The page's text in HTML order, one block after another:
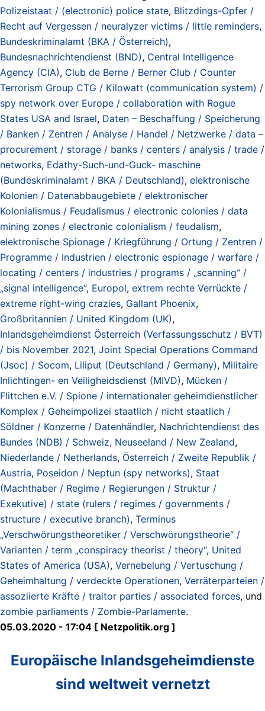
Polizeistaat / (electronic) police state, Blitzdings-Opfer /
Recht auf Vergessen / neuralyzer victims / little reminders,
Bundeskriminalamt (BKA / Österreich),
Bundesnachrichtendienst (BND), Central Intelligence
Agency (CIA), Club de Berne / Berner Club / Counter
Terrorism Group CTG / Kilowatt (communication system) /
spy network over Europe / collaboration with Rogue
States USA and Israel, Daten – Beschaffung / Speicherung
/ Banken / Zentren / Analyse / Handel / Netzwerke / data –
procurement / storage / banks / centers / analysis / trade /
networks, Edathy-Such-und-Guck- maschine
(Bundeskriminalamt / BKA / Deutschland), elektronische
Kolonien / Datenabbaugebiete / elektronischer
Kolonialismus / Feudalismus / electronic colonies / data
mining zones / electronic colonialism / feudalism,
elektronische Spionage / Kriegführung / Ortung / Zentren /
Programme / Industrien / electronic espionage / warfare /
locating / centers / industries / programs / „scanning“ /
„signal intelligence“, Europol, extrem rechte Verrückte /
extreme right-wing crazies, Gallant Phoenix,
Großbritannien / United Kingdom (UK),
Inlandsgeheimdienst Österreich (Verfassungsschutz / BVT)
/ bis November 2021, Joint Special Operations Command
(Jsoc) / Socom, Liliput (Deutschland / Germany), Militaire
Inlichtingen- en Veiligheidsdienst (MIVD), Mücken /
Flittchen e.V. / Spione / internationaler geheimdienstlicher
Komplex / Geheimpolizei staatlich / nicht staatlich /
Söldner / Konzerne / Datenhändler, Nachrichtendienst des
Bundes (NDB) / Schweiz, Neuseeland / New Zealand,
Niederlande / Netherlands, Österreich / Zweite Republik /
Austria, Poseidon / Neptun (spy networks), Staat
(Machthaber / Regime / Regierungen / Struktur /
Exekutive) / state (rulers / regimes / governments /
structure / executive branch), Terminus
„Verschwörungstheoretiker / Verschwörungstheorie“ /
Varianten / term „conspiracy theorist / theory“, United
States of America (USA), Vernebelung / Vertuschung /
Geheimhaltung / verdeckte Operationen, Verräterparteien /
assoziierte Kräfte / traitor parties / associated forces, und
zombie parliaments / Zombie-Parlamente.
05.03.2020 - 17:04 [ Netzpolitik.org ]
Europäische Inlandsgeheimdienste
sind weltweit vernetzt